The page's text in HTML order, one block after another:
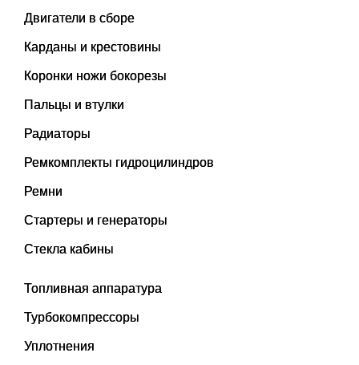
Двигатели в сборе
Карданы и крестовины
Коронки ножи бокорезы
Пальцы и втулки
Радиаторы
Ремкомплекты гидроцилиндров
Ремни
Стартеры и генераторы
Стекла кабины
Топливная аппаратура
Турбокомпрессоры
Уплотнения